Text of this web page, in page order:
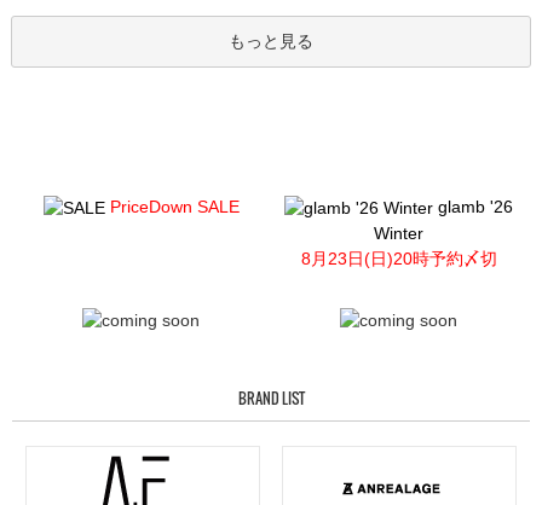
もっと見る
PriceDown SALE
glamb '26
Winter
8月23日(日)20時予約〆切
BRAND LIST